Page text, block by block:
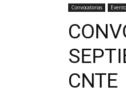
Convocatorias
CNTE